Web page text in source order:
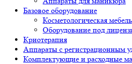
Базовое оборудование
Косметологическая мебель
Оборудование под
Криотерапия
Аппараты c регистрационным
Комплектующие и расходные